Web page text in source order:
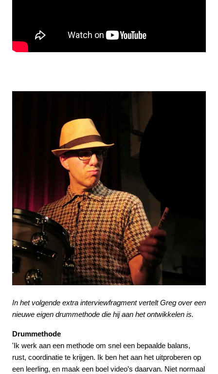
In het volgende extra interviewfragment vertelt Greg over een
nieuwe eigen drummethode die hij aan het ontwikkelen is.
Drummethode
'Ik werk aan een methode om snel een bepaalde balans,
rust, coordinatie te krijgen. Ik ben het aan het uitproberen op
een leerling, en maak een boel video’s daarvan. Niet normaal